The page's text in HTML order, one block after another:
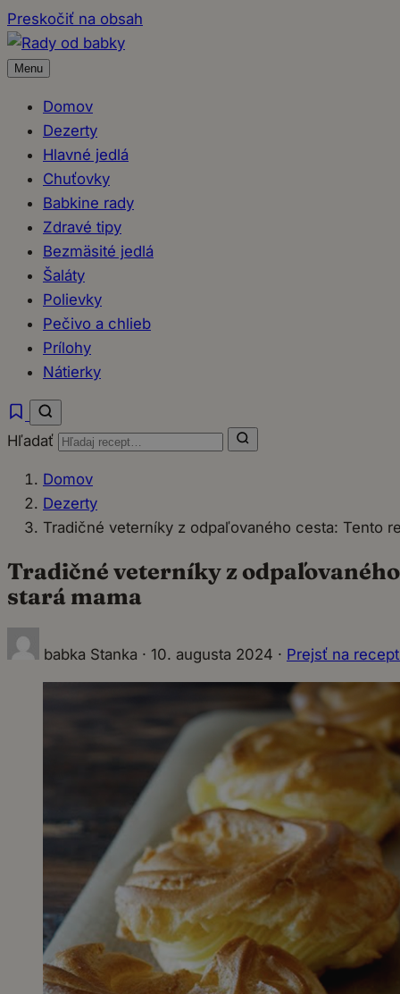
Preskočiť na obsah
Menu
Domov
Dezerty
Hlavné jedlá
Chuťovky
Babkine rady
Zdravé tipy
Bezmäsité jedlá
Šaláty
Polievky
Pečivo a chlieb
Prílohy
Nátierky
Hľadať
Domov
Dezerty
Tradičné veterníky z odpaľovaného cesta: Tento
Tradičné veterníky z
stará mama
babka Stanka · 10. augusta 2024 · Prejsť na